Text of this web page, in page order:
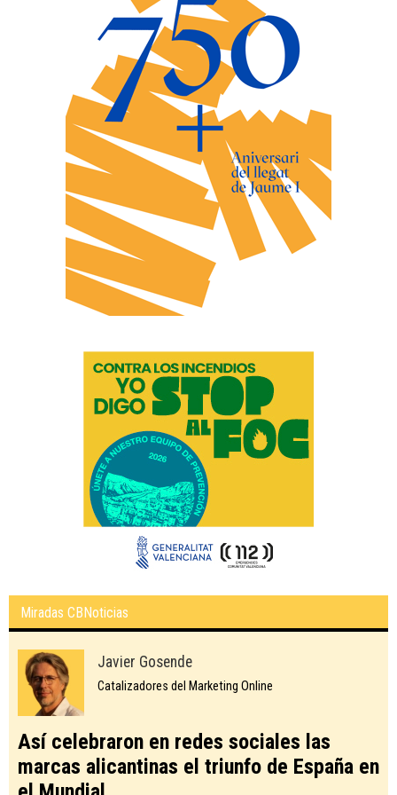
Miradas CBNoticias
Javier Gosende
Catalizadores del Marketing Online
Así celebraron en redes sociales las
marcas alicantinas el triunfo de España en